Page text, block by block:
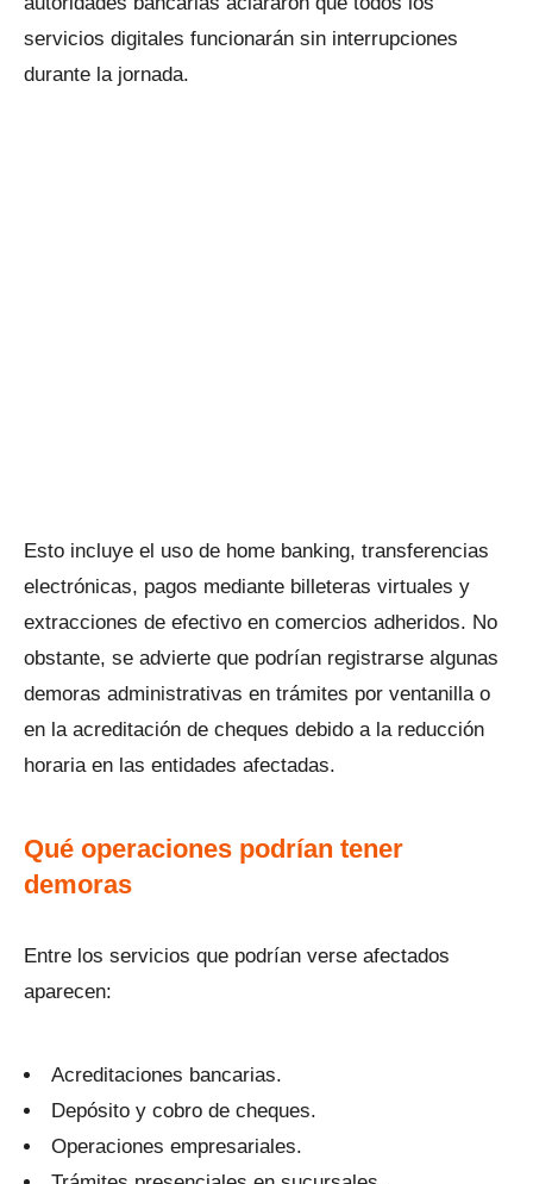
servicios digitales funcionarán sin interrupciones
durante la jornada.
Esto incluye el uso de home banking, transferencias
electrónicas, pagos mediante billeteras virtuales y
extracciones de efectivo en comercios adheridos. No
obstante, se advierte que podrían registrarse algunas
demoras administrativas en trámites por ventanilla o
en la acreditación de cheques debido a la reducción
horaria en las entidades afectadas.
Qué operaciones podrían tener
demoras
Entre los servicios que podrían verse afectados
aparecen:
Acreditaciones bancarias.
Depósito y cobro de cheques.
Operaciones empresariales.